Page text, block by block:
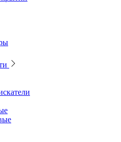
испытаний покрытий